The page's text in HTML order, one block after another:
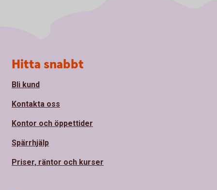
Sidfot
Hitta snabbt
Bli kund
Kontakta oss
Kontor och öppettider
Spärrhjälp
Priser, räntor och kurser